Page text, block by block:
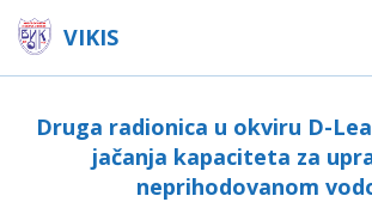
VIKIS
Druga radionica u okviru D-
jačanja kapaciteta za
neprihodovanom